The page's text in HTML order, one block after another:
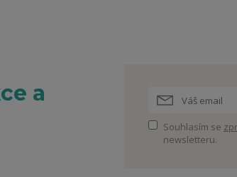
a
Souhlasím se
newsletteru.